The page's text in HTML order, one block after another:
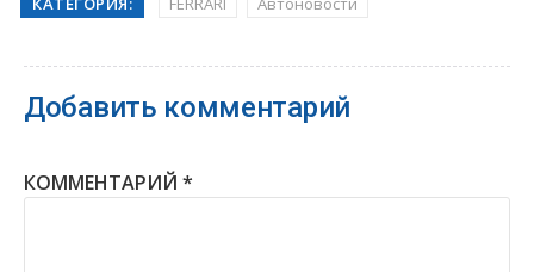
Добавить комментарий
КОММЕНТАРИЙ *